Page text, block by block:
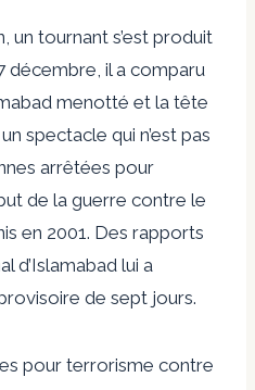
un tournant s’est produit
décembre, il a comparu
menotté et la tête
spectacle qui n’est pas
arrêtées pour
de la guerre contre le
en 2001. Des rapports
d’Islamabad lui a
de sept jours.
pour terrorisme contre